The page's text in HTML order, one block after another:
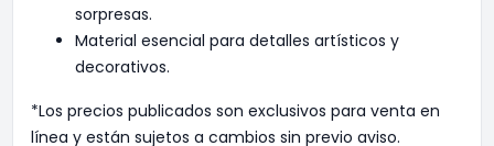
sorpresas.
Material esencial para detalles artísticos y
decorativos.
*Los precios publicados son exclusivos para venta en
línea y están sujetos a cambios sin previo aviso.